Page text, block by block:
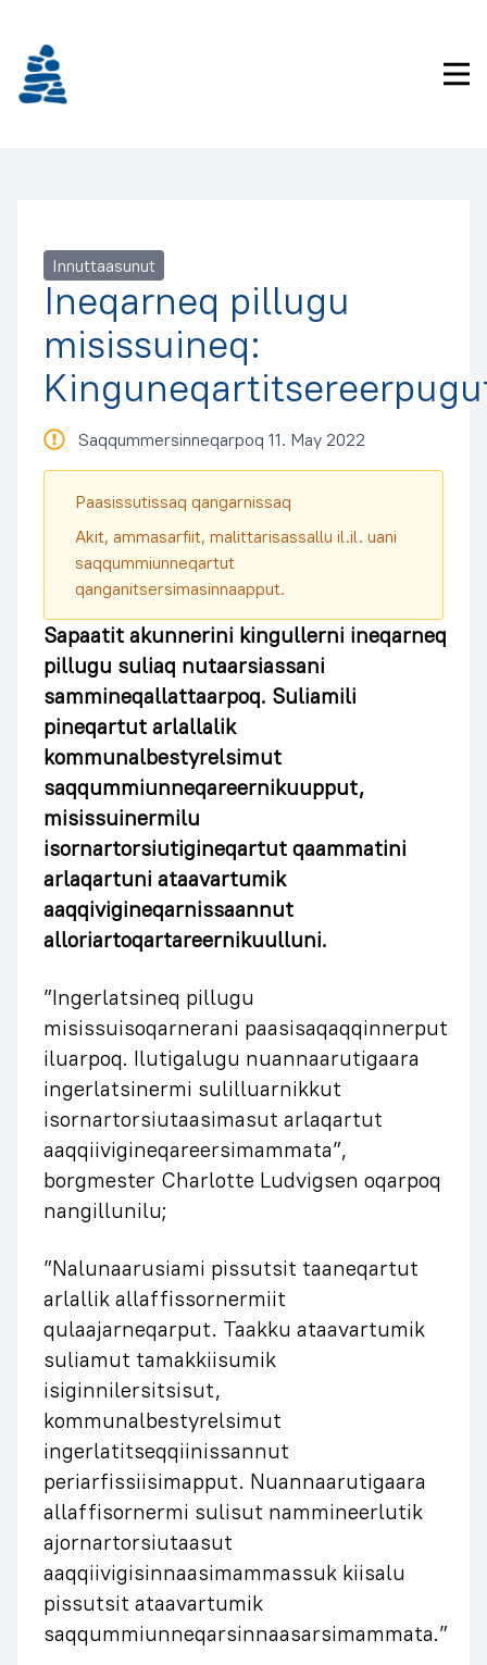
Innuttaasunut
Ineqarneq pillugu
misissuineq:
Saqqummersinneqarpoq 11. May 2022
Paasissutissaq qangarnissaq
Akit, ammasarfiit, malittarisassallu il.il. uani
saqqummiunneqartut
qanganitsersimasinnaapput.
Sapaatit akunnerini kingullerni ineqarneq
pillugu suliaq nutaarsiassani
sammineqallattaarpoq. Suliamili
pineqartut arlallalik
kommunalbestyrelsimut
saqqummiunneqareernikuupput,
misissuinermilu
isornartorsiutigineqartut qaammatini
arlaqartuni ataavartumik
aaqqivigineqarnissaannut
alloriartoqartareernikuulluni.
”Ingerlatsineq pillugu
misissuisoqarnerani paasisaqaqqinnerput
iluarpoq. Ilutigalugu nuannaarutigaara
ingerlatsinermi sulilluarnikkut
isornartorsiutaasimasut arlaqartut
aaqqiivigineqareersimammata”,
borgmester Charlotte Ludvigsen oqarpoq
nangillunilu;
”Nalunaarusiami pissutsit taaneqartut
arlallik allaffissornermiit
qulaajarneqarput. Taakku ataavartumik
suliamut tamakkiisumik
isiginnilersitsisut,
kommunalbestyrelsimut
ingerlatitseqqiinissannut
periarfissiisimapput. Nuannaarutigaara
allaffisornermi sulisut nammineerlutik
ajornartorsiutaasut
aaqqiivigisinnaasimammassuk kiisalu
pissutsit ataavartumik
saqqummiunneqarsinnaasarsimammata.”